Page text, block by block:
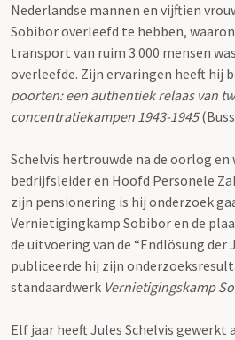
Nederlandse mannen en vijftien
Sobibor overleefd te hebben,
transport van ruim 3.000 mensen
overleefde. Zijn ervaringen heeft hij
poorten: een authentiek relaas van
concentratiekampen 1943-1945
Schelvis hertrouwde na de oorlog en
bedrijfsleider en Hoofd Personele
zijn pensionering is hij onderzoek
Vernietigingkamp Sobibor en de
de uitvoering van de “Endlösung der
publiceerde hij zijn
standaardwerk Vernietigingskamp
Elf jaar heeft Jules Schelvis gewerkt